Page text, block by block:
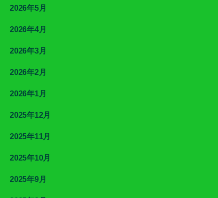
2026年5月
2026年4月
2026年3月
2026年2月
2026年1月
2025年12月
2025年11月
2025年10月
2025年9月